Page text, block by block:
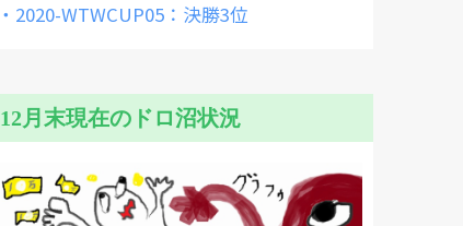
・2020-WTWCUP05：決勝3位
12月末現在のドロ沼状況